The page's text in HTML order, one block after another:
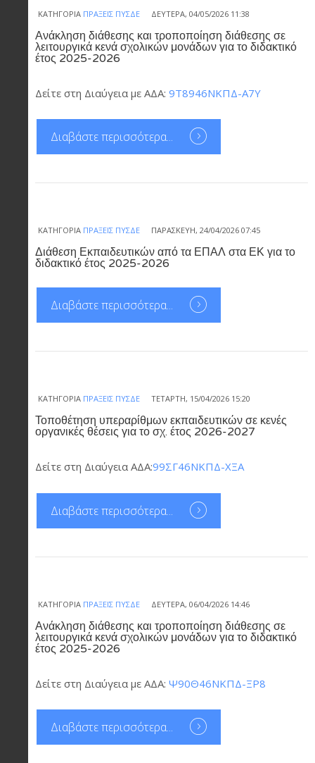
ΚΑΤΗΓΟΡΊΑ ΠΡΆΞΕΙΣ ΠΥΣΔΕ ΔΕΥΤΈΡΑ, 04/05/2026 11:38
Ανάκληση διάθεσης και τροποποίηση διάθεσης σε
λειτουργικά κενά σχολικών μονάδων για το διδακτικό
έτος 2025-2026
Δείτε στη Διαύγεια με ΑΔΑ: 9Τ8946ΝΚΠΔ-Α7Υ
Διαβάστε περισσότερα...
ΚΑΤΗΓΟΡΊΑ ΠΡΆΞΕΙΣ ΠΥΣΔΕ ΠΑΡΑΣΚΕΥΉ, 24/04/2026 07:45
Διάθεση Εκπαιδευτικών από τα ΕΠΑΛ στα ΕΚ για το
διδακτικό έτος 2025-2026
Διαβάστε περισσότερα...
ΚΑΤΗΓΟΡΊΑ ΠΡΆΞΕΙΣ ΠΥΣΔΕ ΤΕΤΆΡΤΗ, 15/04/2026 15:20
Τοποθέτηση υπεραρίθμων εκπαιδευτικών σε κενές
οργανικές θέσεις για το σχ. έτος 2026-2027
Δείτε στη Διαύγεια ΑΔΑ:99ΣΓ46ΝΚΠΔ-ΧΞΑ
Διαβάστε περισσότερα...
ΚΑΤΗΓΟΡΊΑ ΠΡΆΞΕΙΣ ΠΥΣΔΕ ΔΕΥΤΈΡΑ, 06/04/2026 14:46
Ανάκληση διάθεσης και τροποποίηση διάθεσης σε
λειτουργικά κενά σχολικών μονάδων για το διδακτικό
έτος 2025-2026
Δείτε στη Διαύγεια με ΑΔΑ: Ψ90Θ46ΝΚΠΔ-ΞΡ8
Διαβάστε περισσότερα...